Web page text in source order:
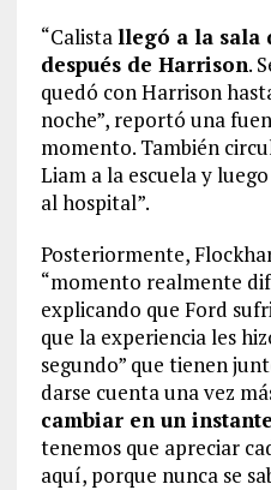
“Calista llegó a la sala
después de Harrison.
quedó con Harrison
noche”, reportó una
momento. También
Liam a la escuela y
al hospital”.
Posteriormente,
“momento realmente
explicando que Ford
que la experiencia les
segundo” que tienen
darse cuenta una vez
cambiar en un instante
tenemos que apreciar
aquí, porque nunca se